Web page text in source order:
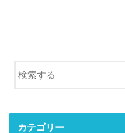
カテゴリー